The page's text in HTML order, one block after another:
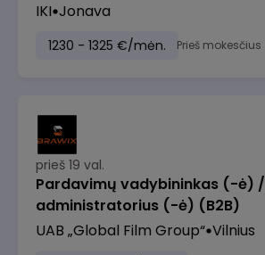
IKI Jonava
1230 - 1325 €/mėn. Prieš mokesčius
prieš 19 val.
Pardavimų vadybininkas (-ė)
administratorius (-ė) (B2B)
UAB „Global Film Group“ Vilnius